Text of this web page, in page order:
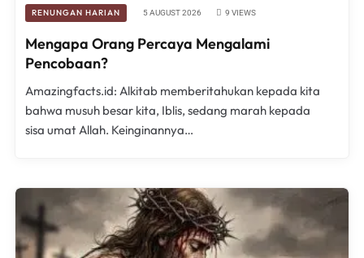
RENUNGAN HARIAN 5 AUGUST 2026 9 VIEWS
Mengapa Orang Percaya Mengalami
Pencobaan?
Amazingfacts.id: Alkitab memberitahukan kepada kita
bahwa musuh besar kita, Iblis, sedang marah kepada
sisa umat Allah. Keinginannya…